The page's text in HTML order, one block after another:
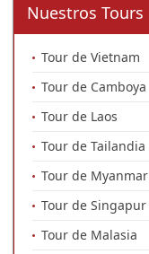
Nuestros Tours
Tour de Vietnam
Tour de Camboya
Tour de Laos
Tour de Tailandia
Tour de Myanmar
Tour de Singapur
Tour de Malasia